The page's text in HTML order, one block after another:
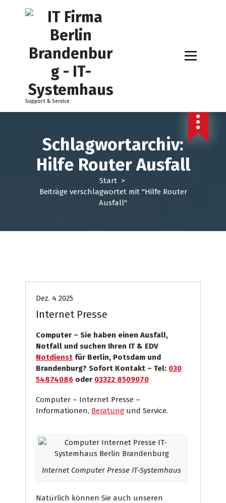
Support & Service
Schlagwortarchiv:
Hilfe Router Ausfall
Start>
Beiträge verschlagwortet mit "Hilfe Router
Ausfall"
Dez. 4 2025
Internet Presse
Computer – Sie haben einen Ausfall,
Notfall und suchen Ihren IT & EDV
Notdienst für Berlin, Potsdam und
Brandenburg? Sofort Kontakt – Tel: 030
54874086 oder 03322 8509070
Computer – Internet Presse –
Informationen, Beratung und Service.
Internet Computer Presse IT-Systemhaus
Natürlich können Sie auch unseren